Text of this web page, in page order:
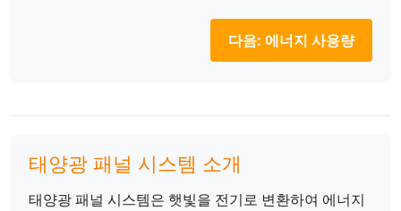
다음: 에너지 사용량
태양광 패널 시스템 소개
태양광 패널 시스템은 햇빛을 전기로 변환하여 에너지